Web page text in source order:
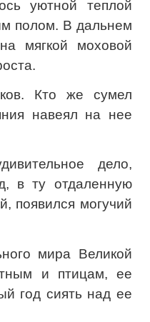
уютной теплой
полом. В дальнем
мягкой моховой
Кто же сумел
навеял на нее
дело,
в ту отдаленную
появился могучий
мира Великой
и птицам, ее
год сиять над ее